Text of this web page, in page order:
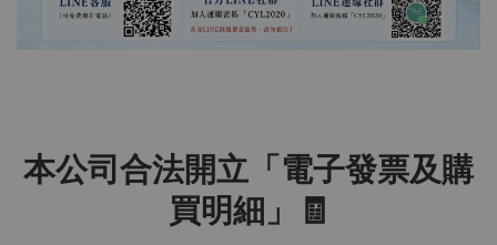
本公司合法開立「電子發票及購
買明細」🧾